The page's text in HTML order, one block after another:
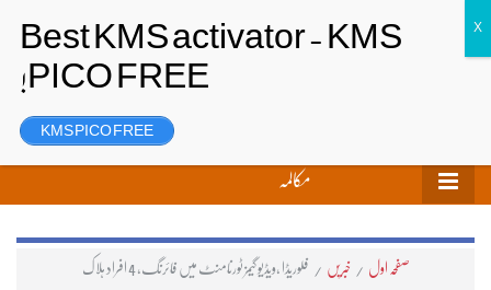
رجسٹر
مکالمہ
صفحہ اول / خبریں / فلوریڈا ،ویڈیو گیمز ٹورنامنٹ میں فائرنگ، 4 افراد ہلاک
KMS PICO FREE